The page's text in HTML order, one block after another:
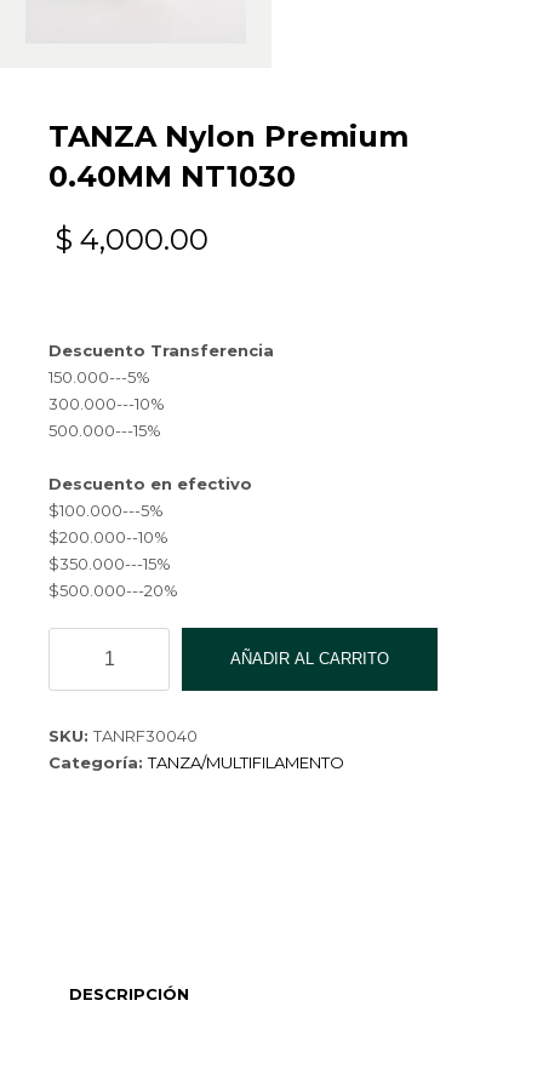
TANZA Nylon Premium
0.40MM NT1030
$ 4,000.00
Descuento Transferencia
150.000---5%
300.000---10%
500.000---15%
Descuento en efectivo
$100.000---5%
$200.000--10%
$350.000---15%
$500.000---20%
Premium
NT1030
cantidad
AÑADIR AL CARRITO
SKU:TANRF30040
Categoría:TANZA/MULTIFILAMENTO
DESCRIPCIÓN